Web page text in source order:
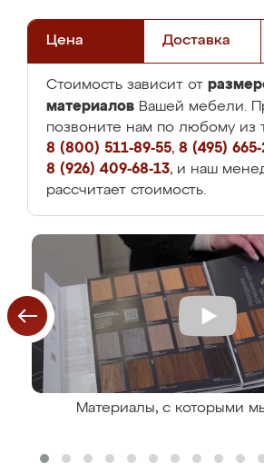
Цена Доставка
Стоимость зависит от
материалов Вашей мебели.
позвоните нам по любому из
8 (800) 511-89-55, 8 (495)
8 (926) 409-68-13, и наш
рассчитает стоимость.
Материалы, с которыми